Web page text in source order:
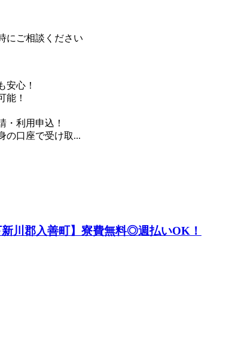
にご相談ください
安心！
能！
・利用申込！
の口座で受け取...
川郡入善町】寮費無料◎週払いOK！